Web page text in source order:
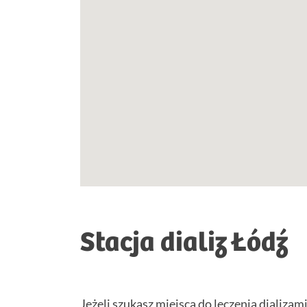
Stacja dializ Łódź
Jeżeli szukasz miejsca do leczenia